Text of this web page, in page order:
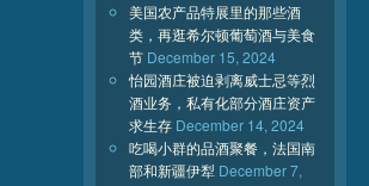
美国农产品特展里的那些酒
类，再逛希尔顿葡萄酒与美食
节 December 15, 2024
怡园酒庄被迫剥离威士忌等烈
酒业务，私有化部分酒庄资产
求生存 December 14, 2024
吃喝小群的品酒聚餐，法国南
部和新疆伊犁 December 7,